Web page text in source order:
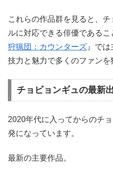
これらの作品群を見ると、
ルに対応できる俳優である
狩猟団：カウンターズ 』で
技力と魅力で多くのファンを
チョビョンギュの最新
2020年代に入ってからのチ
発になっています。
最新の主要作品。